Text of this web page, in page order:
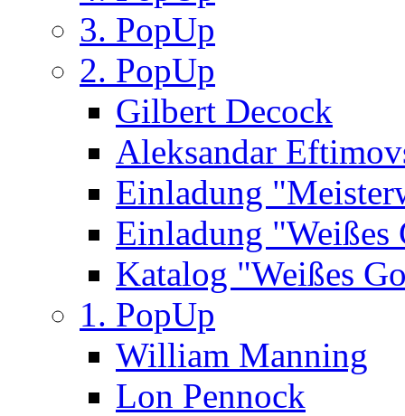
3. PopUp
2. PopUp
Gilbert Decock
Aleksandar
Einladung
Einladung "Weißes
Katalog "Weißes
1. PopUp
William Manning
Lon Pennock